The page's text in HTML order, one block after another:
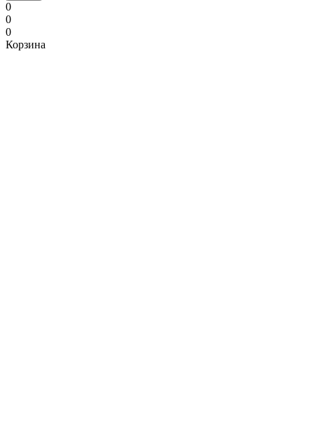
0
0
0
Корзина